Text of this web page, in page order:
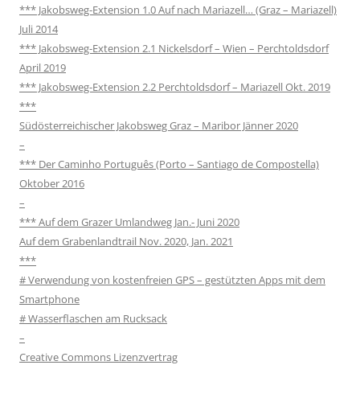
*** Jakobsweg-Extension 1.0 Auf nach Mariazell… (Graz – Mariazell)
Juli 2014
*** Jakobsweg-Extension 2.1 Nickelsdorf – Wien – Perchtoldsdorf
April 2019
*** Jakobsweg-Extension 2.2 Perchtoldsdorf – Mariazell Okt. 2019
***
Südösterreichischer Jakobsweg Graz – Maribor Jänner 2020
–
*** Der Caminho Português (Porto – Santiago de Compostella)
Oktober 2016
–
*** Auf dem Grazer Umlandweg Jan.- Juni 2020
Auf dem Grabenlandtrail Nov. 2020, Jan. 2021
***
# Verwendung von kostenfreien GPS – gestützten Apps mit dem
Smartphone
# Wasserflaschen am Rucksack
–
Creative Commons Lizenzvertrag